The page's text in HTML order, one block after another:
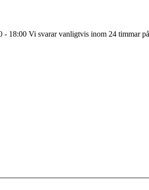
- 18:00 Vi svarar vanligtvis inom 24 timmar